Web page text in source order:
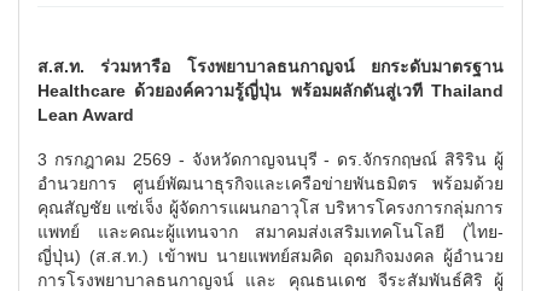
ส.ส.ท. ร่วมหารือ โรงพยาบาลธนกาญจน์ ยกระดับมาตรฐาน
Healthcare ด้วยองค์ความรู้ญี่ปุ่น พร้อมผลักดันสู่เวที Thailand
Lean Award
3 กรกฎาคม 2569 - จังหวัดกาญจนบุรี - ดร.จักรกฤษณ์ สิริริน ผู้
อำนวยการ ศูนย์พัฒนาธุรกิจและเครือข่ายพันธมิตร พร้อมด้วย
คุณสัญชัย แซ่เจ็ง ผู้จัดการแผนกอาวุโส บริหารโครงการกลุ่มการ
แพทย์ และคณะผู้แทนจาก สมาคมส่งเสริมเทคโนโลยี (ไทย-
ญี่ปุ่น) (ส.ส.ท.) เข้าพบ นายแพทย์สมคิด อุดมกิจมงคล ผู้อำนวย
การโรงพยาบาลธนกาญจน์ และ คุณธนเดช จีระสัมพันธ์ศิริ ผู้